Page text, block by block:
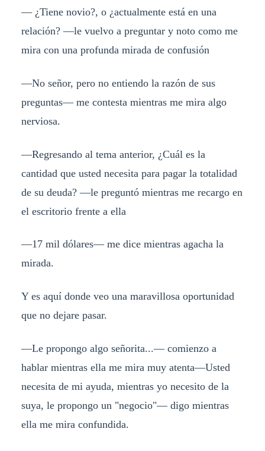
— ¿Tiene novio?, o ¿actualmente está en una
relación? —le vuelvo a preguntar y noto como me
mira con una profunda mirada de confusión
—No señor, pero no entiendo la razón de sus
preguntas— me contesta mientras me mira algo
nerviosa.
—Regresando al tema anterior, ¿Cuál es la
cantidad que usted necesita para pagar la totalidad
de su deuda? —le preguntó mientras me recargo en
el escritorio frente a ella
—17 mil dólares— me dice mientras agacha la
mirada.
Y es aquí donde veo una maravillosa oportunidad
que no dejare pasar.
—Le propongo algo señorita...— comienzo a
hablar mientras ella me mira muy atenta—Usted
necesita de mi ayuda, mientras yo necesito de la
suya, le propongo un "negocio"— digo mientras
ella me mira confundida.